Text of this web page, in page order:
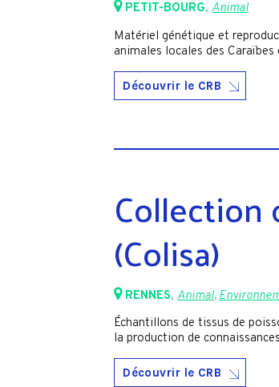
PETIT-BOURG,Animal
Matériel génétique et
animales locales des
Découvrir le CRB
Collection
(Colisa)
RENNES,Animal,
Échantillons de tissus de
la production de
Découvrir le CRB